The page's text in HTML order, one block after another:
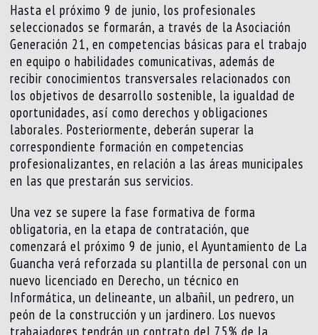
Hasta el próximo 9 de junio, los profesionales
seleccionados se formarán, a través de la Asociación
Generación 21, en competencias básicas para el trabajo
en equipo o habilidades comunicativas, además de
recibir conocimientos transversales relacionados con
los objetivos de desarrollo sostenible, la igualdad de
oportunidades, así como derechos y obligaciones
laborales. Posteriormente, deberán superar la
correspondiente formación en competencias
profesionalizantes, en relación a las áreas municipales
en las que prestarán sus servicios.
Una vez se supere la fase formativa de forma
obligatoria, en la etapa de contratación, que
comenzará el próximo 9 de junio, el Ayuntamiento de La
Guancha verá reforzada su plantilla de personal con un
nuevo licenciado en Derecho, un técnico en
Informática, un delineante, un albañil, un pedrero, un
peón de la construcción y un jardinero. Los nuevos
trabajadores tendrán un contrato del 75% de la